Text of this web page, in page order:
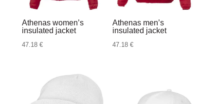
Athenas women’s
insulated jacket
47.18 €
Athenas men’s
insulated jacket
47.18€